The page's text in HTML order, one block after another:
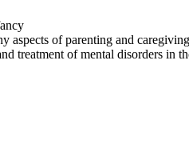
aspects of parenting and
treatment of mental disorders in